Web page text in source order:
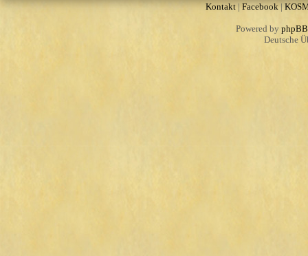
Kontakt| Facebook |
Powered by phpBB
Deutsche